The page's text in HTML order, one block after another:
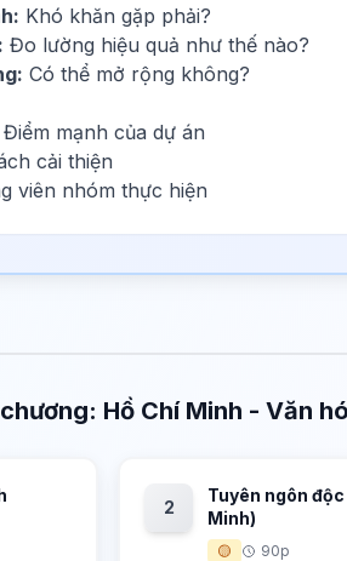
Khó khăn gặp phải?
Đo lường hiệu quả như thế nào?
Có thể mở rộng không?
Điểm mạnh của dự án
cải thiện
viên nhóm thực hiện
Hồ Chí Minh - Văn
2
Tuyên ngôn
Minh)
🟡 90p